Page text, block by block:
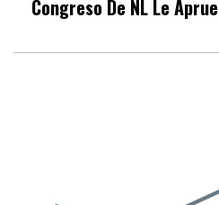
Congreso De NL Le